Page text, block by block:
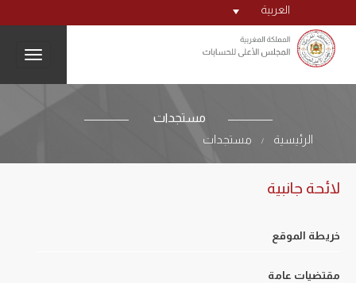
العربية
مستجدات
الرئيسية
/ مستجدات
لائحة جانبية
خريطة الموقع
مقتضيات عامة